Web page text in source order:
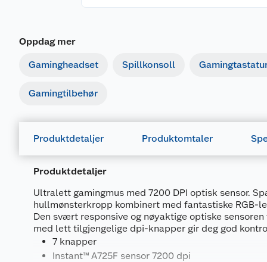
Oppdag mer
Gamingheadset Spillkonsoll
Gamingtilbehør
Produktdetaljer Produktomtaler
Produktdetaljer
Ultralett gamingmus med 7200 DPI optisk sensor.
hullmønsterkropp kombinert med fantastiske RGB-
Den svært responsive og nøyaktige optiske
med lett tilgjengelige dpi-knapper gir deg god
7 knapper
Instant™ A725F sensor 7200 dpi